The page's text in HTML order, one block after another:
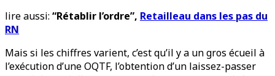
lire aussi: “Rétablir l’ordre”, Retailleau dans les pas du
RN
Mais si les chiffres varient, c’est qu’il y a un gros écueil à
l’exécution d’une OQTF, l’obtention d’un laissez-passer